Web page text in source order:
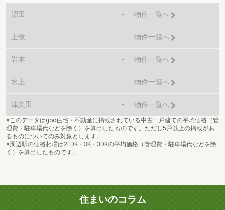
沼田 - 物件一覧へ
上牧 - 物件一覧へ
岩本 - 物件一覧へ
水上 - 物件一覧へ
津久田 - 物件一覧へ
※このデータはgoo住宅・不動産に掲載されている中古一戸建ての平均価格（管
理費・駐車場代などを除く）を算出したものです。ただし5戸以上の掲載があ
るものについてのみ対象とします。
※周辺駅の価格相場は2LDK・3K・3DKの平均価格（管理費・駐車場代などを除
く）を算出したものです。
住まいのコラム